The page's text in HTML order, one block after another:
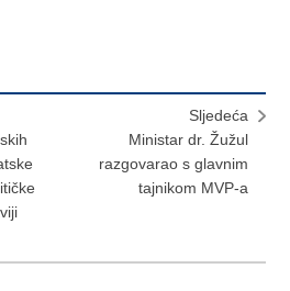
Sljedeća
Ministar dr. Žužul
razgovarao s glavnim
tajnikom MVP-a